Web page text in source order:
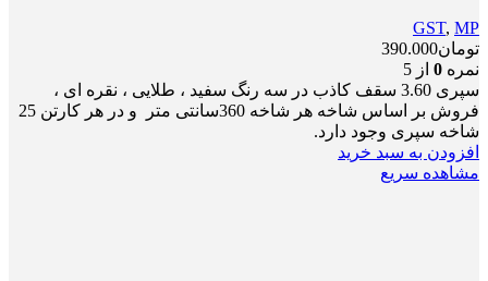
GST, MP
تومان390.000
نمره 0 از 5
سپری 3.60 سقف کاذب در سه رنگ سفید ، طلایی ، نقره ای ،
فروش بر اساس شاخه هر شاخه 360سانتی متر و در هر کارتن 25
شاخه سپری وجود دارد.
افزودن به سبد خرید
مشاهده سریع